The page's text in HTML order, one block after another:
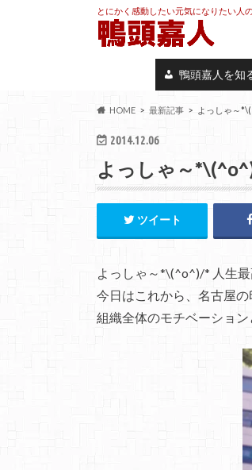
とにかく感動したい元気になりたい人
鴨頭嘉人を知
HOME 最新記事 よっしゃ～
2014.12.06
よっしゃ～
ツイート
よっしゃ～*\(^o^)/* 人生
今日はこれから、名古屋
組織全体のモチベーショ